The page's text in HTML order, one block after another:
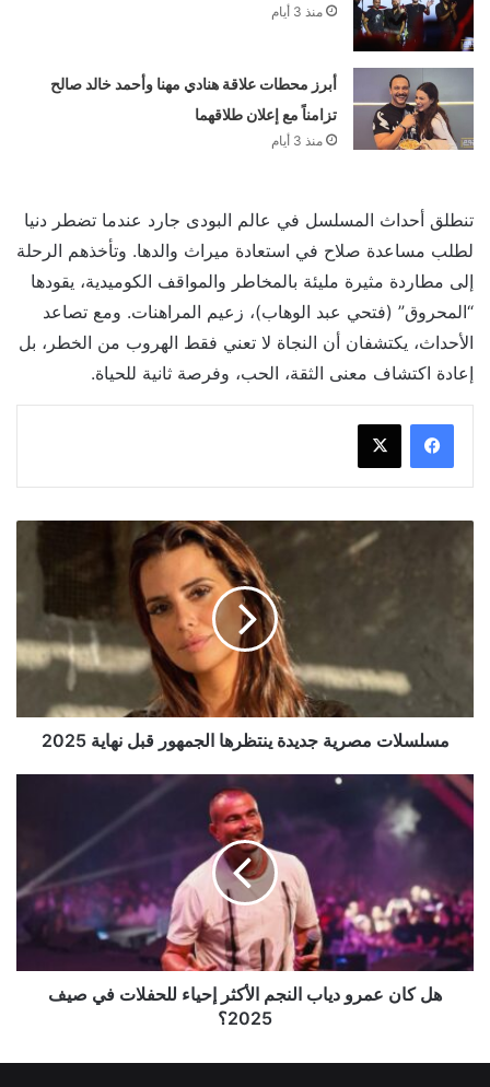
منذ 3 أيام
أبرز محطات علاقة هنادي مهنا وأحمد خالد صالح
تزامناً مع إعلان طلاقهما
منذ 3 أيام
تنطلق أحداث المسلسل في عالم البودى جارد عندما تضطر دنيا
لطلب مساعدة صلاح في استعادة ميراث والدها. وتأخذهم الرحلة
إلى مطاردة مثيرة مليئة بالمخاطر والمواقف الكوميدية، يقودها
“المحروق” (فتحي عبد الوهاب)، زعيم المراهنات. ومع تصاعد
الأحداث، يكتشفان أن النجاة لا تعني فقط الهروب من الخطر، بل
إعادة اكتشاف معنى الثقة، الحب، وفرصة ثانية للحياة.
مسلسلات مصرية جديدة ينتظرها الجمهور قبل نهاية 2025
هل
كان
عمرو
الأكثر
إحياء
للحفلات
في
هل كان عمرو دياب النجم الأكثر إحياء للحفلات في صيف
2025؟